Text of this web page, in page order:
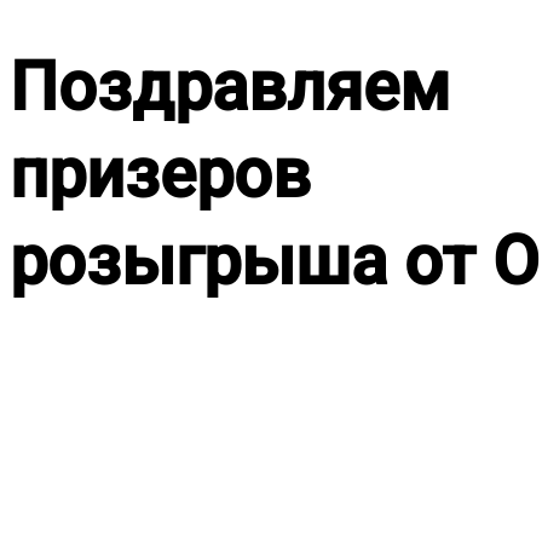
Поздравляем
призеров
розыгрыша от